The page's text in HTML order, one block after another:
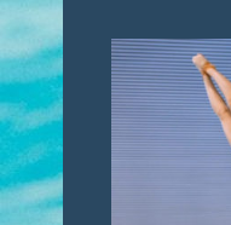
au
contenu